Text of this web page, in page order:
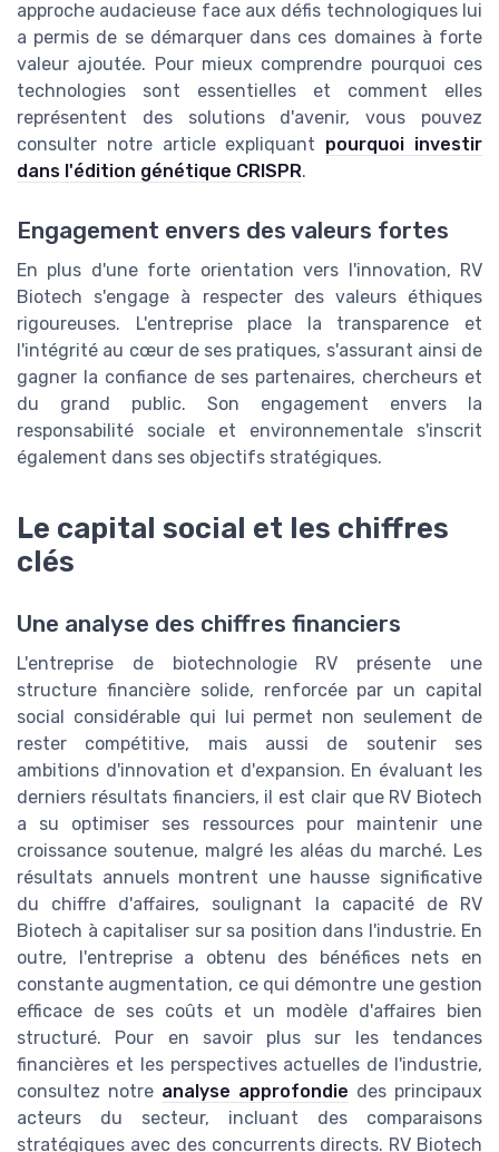
approche audacieuse face aux défis technologiques lui
a permis de se démarquer dans ces domaines à forte
valeur ajoutée. Pour mieux comprendre pourquoi ces
technologies sont essentielles et comment elles
représentent des solutions d'avenir, vous pouvez
consulter notre article expliquant pourquoi investir
dans l'édition génétique CRISPR.
Engagement envers des valeurs fortes
En plus d'une forte orientation vers l'innovation, RV
Biotech s'engage à respecter des valeurs éthiques
rigoureuses. L'entreprise place la transparence et
l'intégrité au cœur de ses pratiques, s'assurant ainsi de
gagner la confiance de ses partenaires, chercheurs et
du grand public. Son engagement envers la
responsabilité sociale et environnementale s'inscrit
également dans ses objectifs stratégiques.
Le capital social et les chiffres
clés
Une analyse des chiffres financiers
L'entreprise de biotechnologie RV présente une
structure financière solide, renforcée par un capital
social considérable qui lui permet non seulement de
rester compétitive, mais aussi de soutenir ses
ambitions d'innovation et d'expansion. En évaluant les
derniers résultats financiers, il est clair que RV Biotech
a su optimiser ses ressources pour maintenir une
croissance soutenue, malgré les aléas du marché. Les
résultats annuels montrent une hausse significative
du chiffre d'affaires, soulignant la capacité de RV
Biotech à capitaliser sur sa position dans l'industrie. En
outre, l'entreprise a obtenu des bénéfices nets en
constante augmentation, ce qui démontre une gestion
efficace de ses coûts et un modèle d'affaires bien
structuré. Pour en savoir plus sur les tendances
financières et les perspectives actuelles de l'industrie,
consultez notre analyse approfondie des principaux
acteurs du secteur, incluant des comparaisons
stratégiques avec des concurrents directs. RV Biotech